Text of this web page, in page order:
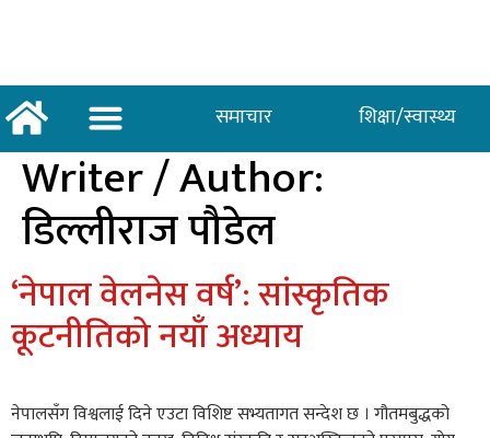
समाचार शिक्षा/स्वास्थ्य
Writer / Author:
डिल्लीराज पौडेल
‘नेपाल वेलनेस वर्ष’: सांस्कृतिक
कूटनीतिको नयाँ अध्याय
नेपालसँग विश्वलाई दिने एउटा विशिष्ट सभ्यतागत सन्देश छ । गौतमबुद्धको